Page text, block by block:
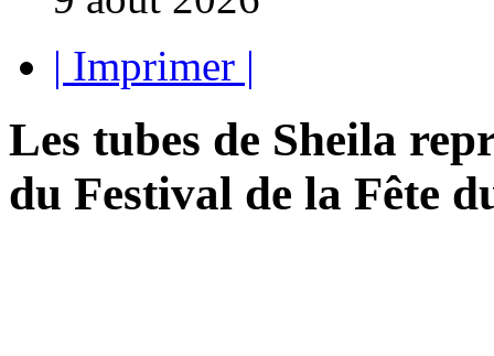
| Imprimer |
Les tubes de Sheila
du Festival de la Fête